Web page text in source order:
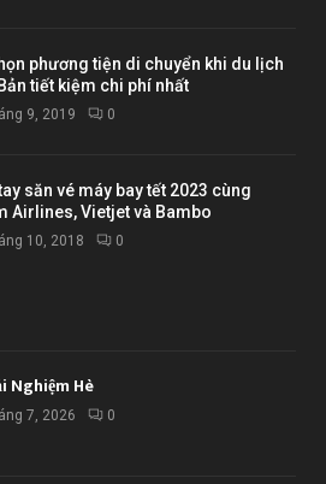
phương tiện di chuyển khi du lịch
tiết kiệm chi phí nhất
9, 2019 0
săn vé máy bay tết 2023 cùng
Airlines, Vietjet và Bambo
10, 2018 0
Nghiệm Hè
7, 2026 0